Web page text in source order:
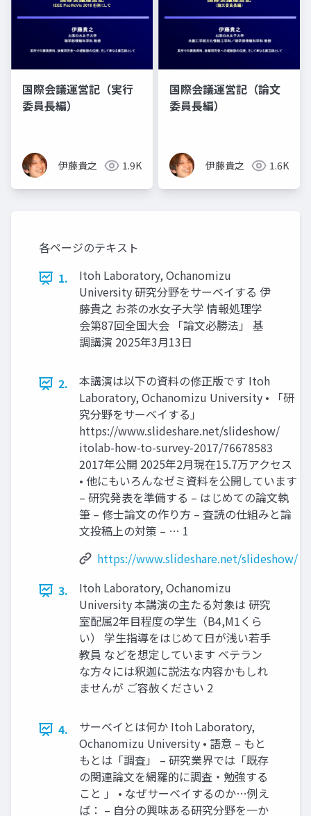
国際会議運営記（実行
委員長編）
伊藤貴之 1.9K
国際会議運営記（論文
委員長編）
伊藤貴之 1.6K
各ページのテキスト
1.
Itoh Laboratory, Ochanomizu
University 研究分野をサーベイする 伊
藤貴之 お茶の水女子大学 情報処理学
会第87回全国大会 「論文必勝法」 基
調講演 2025年3月13日
2.
本講演は以下の資料の修正版です Itoh
Laboratory, Ochanomizu University • 「研
究分野をサーベイする」
https://www.slideshare.net/slideshow/
itolab-how-to-survey-2017/76678583
2017年公開 2025年2月現在15.7万アクセス
• 他にもいろんなゼミ資料を公開しています
– 研究発表を準備する – はじめての論文執
筆 – 修士論文の作り方 – 査読の仕組みと論
文投稿上の対策 – … 1
https://www.slideshare.net/slideshow/
3.
Itoh Laboratory, Ochanomizu
University 本講演の主たる対象は 研究
室配属2年目程度の学生（B4,M1くら
い） 学生指導をはじめて日が浅い若手
教員 などを想定しています ベテラン
な方々には釈迦に説法な内容かもしれ
ませんが ご容赦ください 2
4.
サーベイとは何か Itoh Laboratory,
Ochanomizu University • 語意 – もと
もとは「調査」 – 研究業界では「既存
の関連論文を網羅的に調査・勉強する
こと 」 • なぜサーベイするのか…例え
ば： – 自分の興味ある研究分野を一か